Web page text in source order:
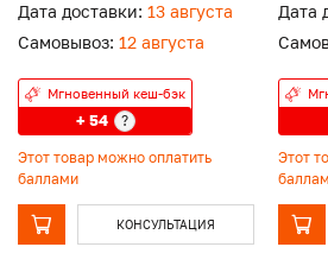
Дата доставки: 13 августа
Самовывоз: 12 августа
Мгновенный кеш-бэк
+ 54 ?
Этот товар можно оплатить
баллами
КОНСУЛЬТАЦИЯ
Дата
Этот